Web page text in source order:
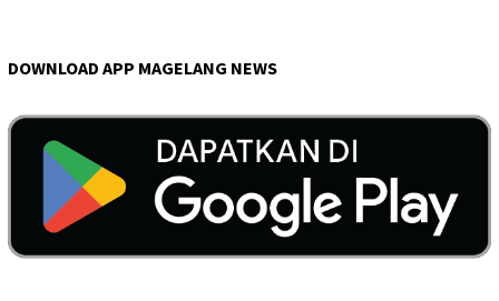
DOWNLOAD APP MAGELANG NEWS